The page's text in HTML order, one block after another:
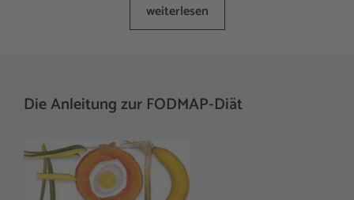
weiterlesen
Die Anleitung zur FODMAP-Diät